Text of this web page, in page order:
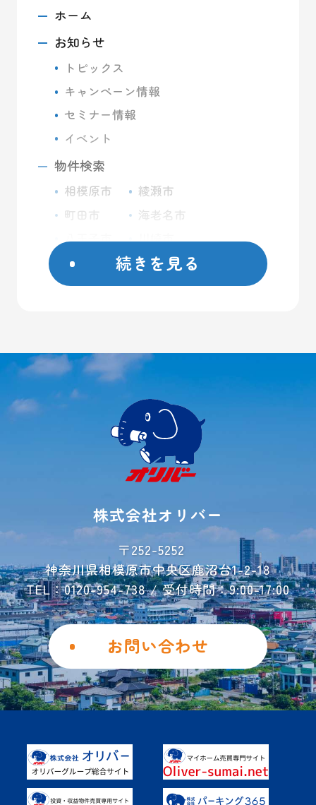
ホーム
お知らせ
トピックス
キャンペーン情報
セミナー情報
イベント
物件検索
相模原市
町田市
八王子市
座間市
日野市
厚木市
綾瀬市
海老名市
川崎市
藤沢市
屋外コンテナ
大型ガレージ
初めての方へ
よくあるご質問
お荷物運搬サービス
お問い合わせ
ご解約フォーム
個人情報保護方針
Instagram
Facebook
具体的なご活用事例
オーナー様の声
続きを見る
株式会社オリバー
〒252-5252
神奈川県相模原市中央区鹿沼台1-2-18
TEL：0120-954-738 / 受付時間：9:00-17:00
お問い合わせ